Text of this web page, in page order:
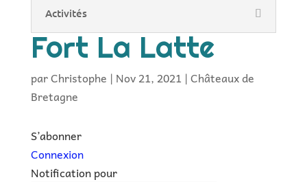
Activités
Fort La Latte
parChristophe | Nov 21, 2021 |Châteaux de
Bretagne
S’abonner
Connexion
Notification pour